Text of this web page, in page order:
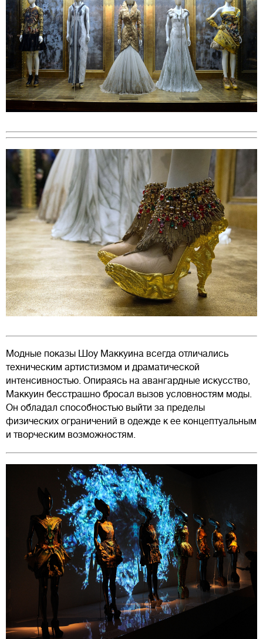
Модные показы Шоу Маккуина всегда отличались
техническим артистизмом и драматической
интенсивностью. Опираясь на авангардные искусство,
Маккуин бесстрашно бросал вызов условностям моды.
Он обладал способностью выйти за пределы
физических ограничений в одежде к ее концептуальным
и творческим возможностям.